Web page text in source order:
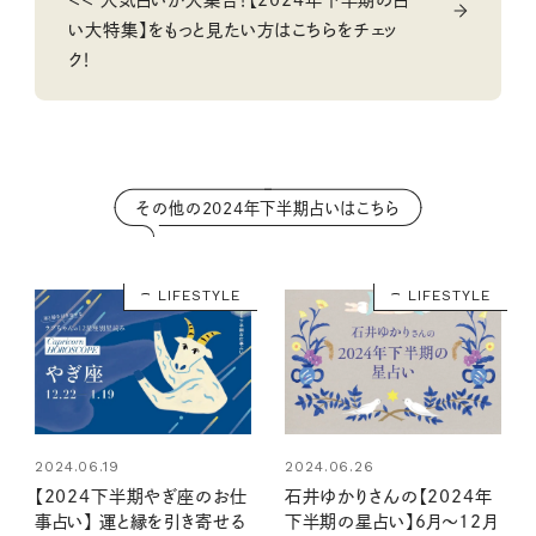
い大特集】をもっと見たい方はこちらをチェッ
ク！
その他の2024年下半期占いはこちら
LIFESTYLE
2024.06.19
【2024下半期やぎ座のお仕
事占い】 運と縁を引き寄せる
LIFESTYLE
2024.06.26
石井ゆかりさんの【2024年
下半期の星占い】6月～12月